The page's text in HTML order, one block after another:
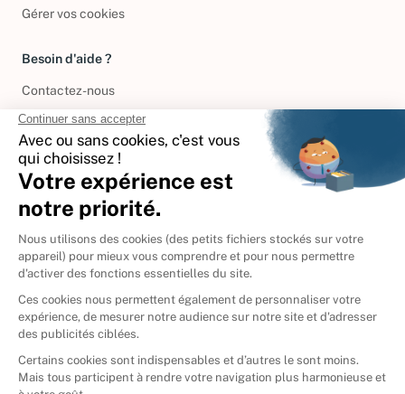
Gérer vos cookies
Besoin d'aide ?
Contactez-nous
International
🇪🇸Espagne
🇮🇹Italie
Donner vos livres